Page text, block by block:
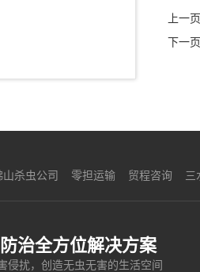
上一页
下一页
山杀虫公司 零担运输 贸程咨询 三
治全方位解决方案
侵扰，创造无虫无害的生活空间